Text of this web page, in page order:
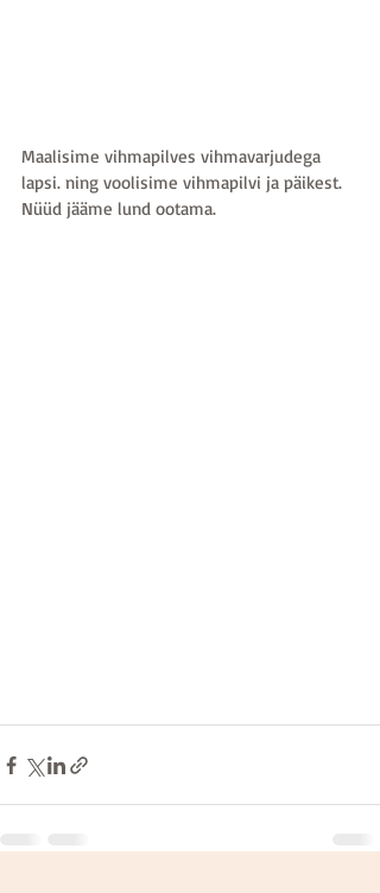
Maalisime vihmapilves vihmavarjudega
lapsi. ning voolisime vihmapilvi ja päikest.
Nüüd jääme lund ootama.